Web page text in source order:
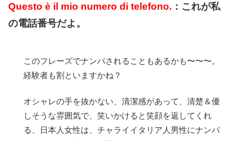
Questo è il mio numero di telefono. ：これが私
の電話番号だよ。
このフレーズでナンパされることもあるかも〜〜〜。
経験者も割といますかね？
オシャレの手を抜かない、清潔感があって、清楚＆優
しそうな雰囲気で、笑いかけると笑顔を返してくれ
る、日本人女性は、チャライイタリア人男性にナンパ